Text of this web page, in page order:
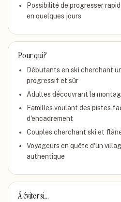
Possibilité de progresser
en quelques jours
Pour qui ?
Débutants en ski cherchant
progressif et sûr
Adultes découvrant la
Familles voulant des pistes
d'encadrement
Couples cherchant ski et
Voyageurs en quête d'un
authentique
À éviter si…